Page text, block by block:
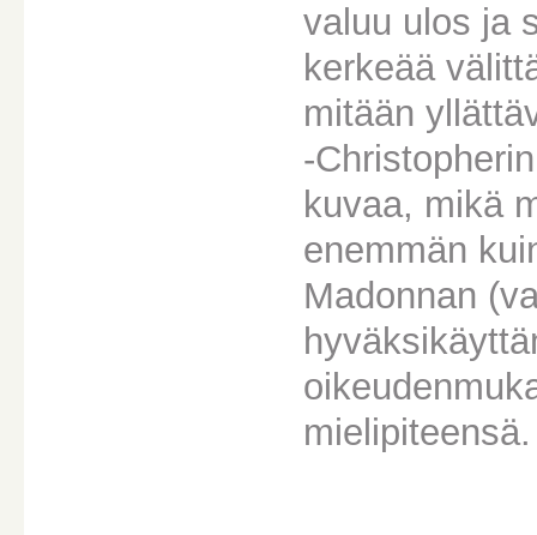
valuu ulos ja
kerkeää
mitään
-
kuvaa, mikä
enemmän
Madonnan
mielipiteensä.